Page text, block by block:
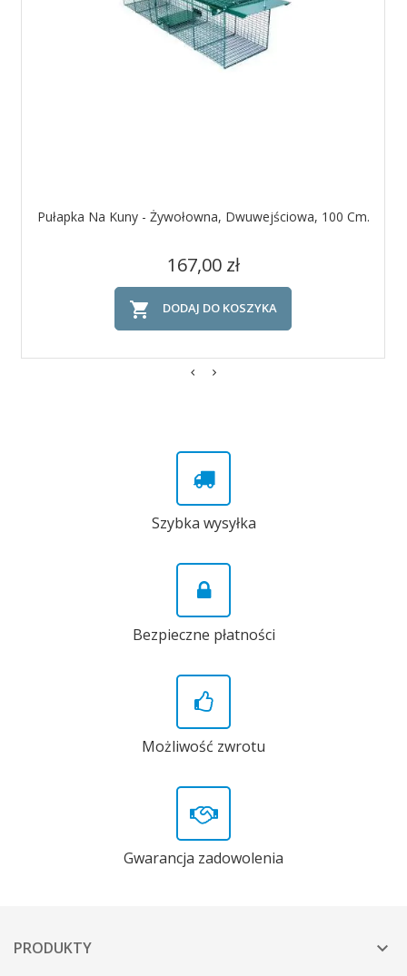
Pułapka Na Kuny - Żywołowna, Dwuwejściowa, 100 Cm.
Cena
167,00 zł
 DODAJ DO KOSZYKA
Szybka wysyłka
Bezpieczne płatności
Możliwość zwrotu
Gwarancja zadowolenia
PRODUKTY 